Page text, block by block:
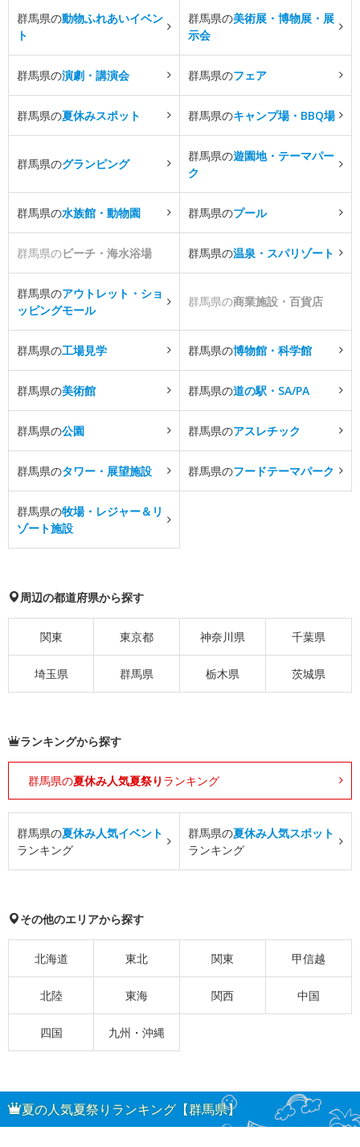
群馬県の動物ふれあいイベン
ト
群馬県の美術展・博物展・展
示会
群馬県の演劇・講演会 群馬県のフェア
群馬県の夏休みスポット 群馬県のキャンプ場・BBQ場
群馬県のグランピング
群馬県の遊園地・テーマパー
ク
群馬県の水族館・動物園 群馬県のプール
群馬県のビーチ・海水浴場 群馬県の温泉・スパリゾート
群馬県のアウトレット・ショ
ッピングモール
群馬県の商業施設・百貨店
群馬県の工場見学 群馬県の博物館・科学館
群馬県の美術館 群馬県の道の駅・SA/PA
群馬県の公園 群馬県のアスレチック
群馬県のタワー・展望施設 群馬県のフードテーマパーク
群馬県の牧場・レジャー＆リ
ゾート施設
周辺の都道府県から探す
関東 東京都 神奈川県 千葉県
埼玉県 群馬県 栃木県 茨城県
ランキングから探す
群馬県の夏休み人気夏祭り ランキング
群馬県の夏休み人気イベント
ランキング
群馬県の夏休み人気スポット
ランキング
その他のエリアから探す
北海道 東北 関東 甲信越
北陸 東海 関西 中国
四国 九州・沖縄
夏の人気夏祭りランキング【群馬県】